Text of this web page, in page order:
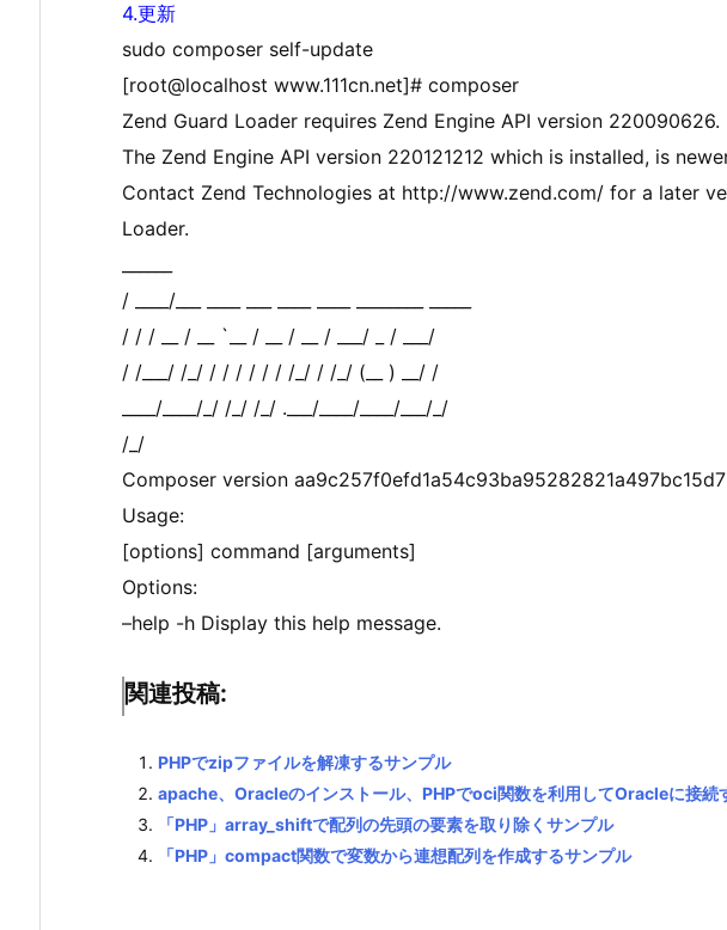
4.更新
sudo composer self-update
[root@localhost www.111cn.net]# composer
Zend Guard Loader requires Zend Engine API version 220090626.
The Zend Engine API version 220121212 which is installed, is
Contact Zend Technologies at http://www.zend.com/ for a later
Loader.
/ ____/___ ____ ___ ____ ____ ________ _____
/ / / __ / __ `__ / __ / __ / ___/ _ / ___/
/ /___/ /_/ / / / / / / /_/ / /_/ (__ ) __/ /
____/____/_/ /_/ /_/ .___/____/____/___/_/
/_/
Composer version
Usage:
[options] command [arguments]
Options:
–help -h Display this help message.
関連投稿:
PHPでzipファイルを解凍するサンプル
apache、Oracleのインストール、PHPでoci関数を利用してOracleに接続
「PHP」array_shiftで配列の先頭の要素を取り除くサンプル
「PHP」compact関数で変数から連想配列を作成するサンプル